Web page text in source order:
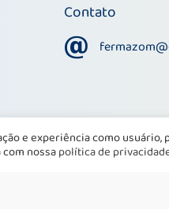
Contato
e experiência como
nossapolítica de